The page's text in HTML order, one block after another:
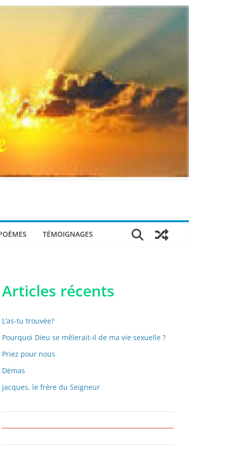
TÉMOIGNAGES
Articles récents
L’as-tu trouvée?
Pourquoi Dieu se mêlerait-il de ma vie sexuelle ?
Priez pour nous
Démas
Jacques, le frère du Seigneur